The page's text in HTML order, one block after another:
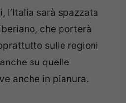
l’Italia sarà spazzata
che porterà
sulle regioni
su quelle
anche in pianura.